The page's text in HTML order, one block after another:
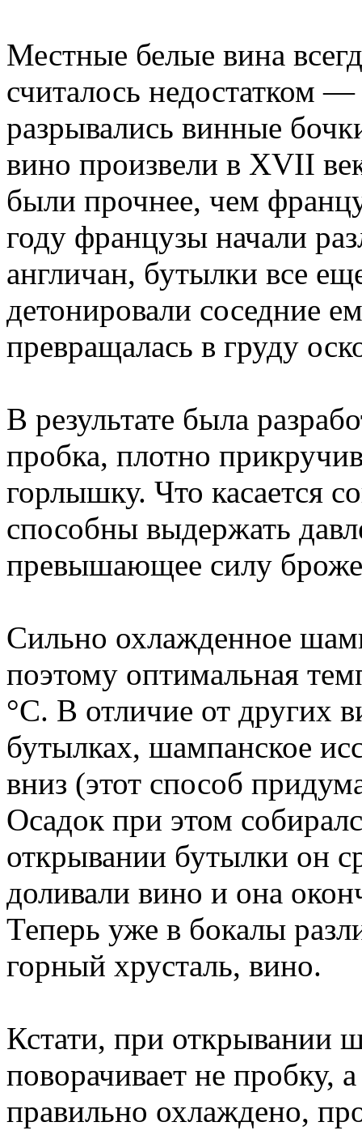
Местные белые вина
считалось недостатком
разрывались винные
вино произвели в XVII
были прочнее, чем
году французы начали
англичан, бутылки все
детонировали соседние
превращалась в груду
В результате была
пробка, плотно
горлышку. Что касается
способны выдержать
превышающее силу
Сильно охлажденное
поэтому оптимальная
°C. В отличие от других
бутылках, шампанское
вниз (этот способ
Осадок при этом
открывании бутылки он
доливали вино и она
Теперь уже в бокалы
горный хрусталь, вино.
Кстати, при открывании
поворачивает не пробку,
правильно охлаждено,